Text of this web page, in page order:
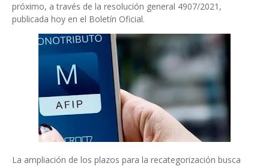
próximo, a través de la resolución general 4907/2021,
publicada hoy en el Boletín Oficial.
La ampliación de los plazos para la recategorización busca